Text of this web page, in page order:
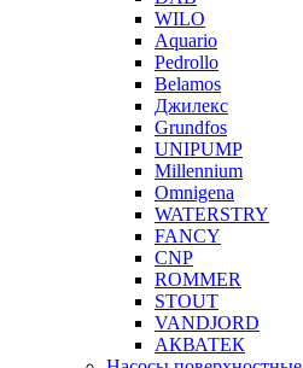
WILO
Aquario
Pedrollo
Belamos
Джилекс
Grundfos
UNIPUMP
Millennium
Omnigena
WATERSTRY
FANCY
CNP
ROMMER
STOUT
VANDJORD
АКВАТЕК